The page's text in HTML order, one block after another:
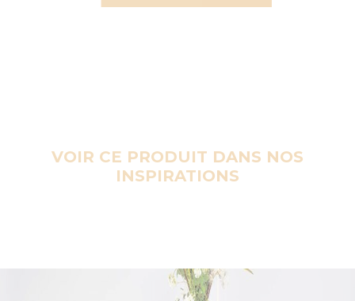
VOIR CE PRODUIT DANS NOS
INSPIRATIONS